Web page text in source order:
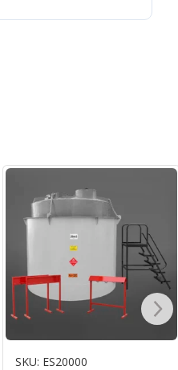
SKU: ES20000